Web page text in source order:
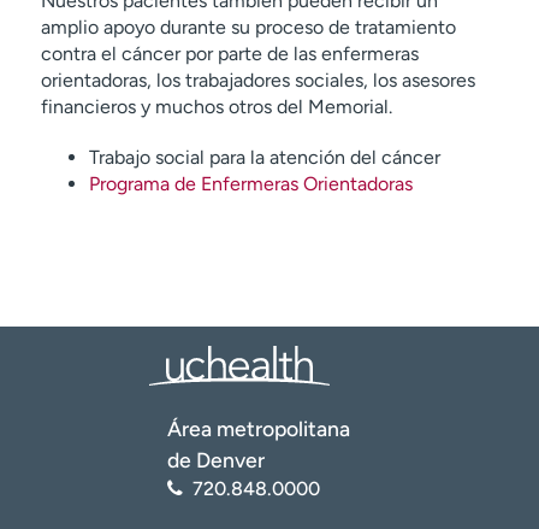
amplio apoyo durante su proceso de tratamiento
contra el cáncer por parte de las enfermeras
orientadoras, los trabajadores sociales, los asesores
financieros y muchos otros del Memorial.
Trabajo social para la atención del cáncer
Programa de Enfermeras Orientadoras
Área metropolitana
de Denver
720.848.0000